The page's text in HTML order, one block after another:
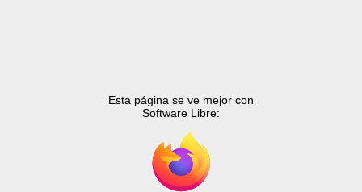
Esta página se ve mejor con
Software Libre: